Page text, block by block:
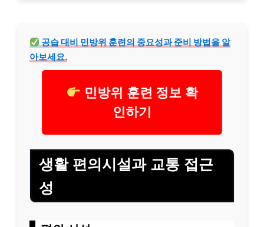
공습 대비 민방위 훈련의 중요성과 준비 방법을 알
아보세요.
민방위 훈련 정보 확
인하기
생활 편의시설과 교통 접근
성